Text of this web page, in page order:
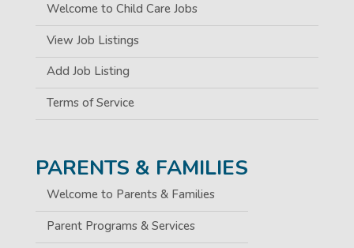
Welcome to Child Care Jobs
View Job Listings
Add Job Listing
Terms of Service
PARENTS & FAMILIES
Welcome to Parents & Families
Parent Programs & Services